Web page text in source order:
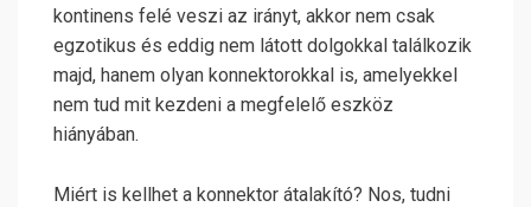
kontinens felé veszi az irányt, akkor nem csak
egzotikus és eddig nem látott dolgokkal találkozik
majd, hanem olyan konnektorokkal is, amelyekkel
nem tud mit kezdeni a megfelelő eszköz
hiányában.
Miért is kellhet a konnektor átalakító? Nos, tudni